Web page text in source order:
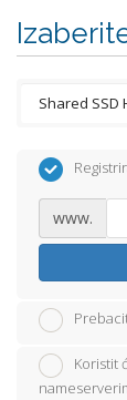
www.
Koristit